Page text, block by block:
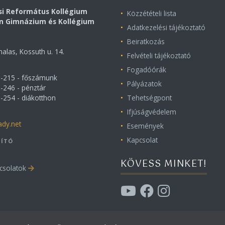
Református Kollégium
Gimnázium és Kollégium
Kossuth u. 14.
215 - főszámunk
246 - pénztár
254 - diákotthon
Közzétételi lista
Adatkezelési tájékoztató
Beiratkozás
Felvételi tájékoztató
Fogadóórák
Pályázatok
Tehetségpont
Ifjúságvédelem
Események
Kapcsolat
KÖVESS MINKET!